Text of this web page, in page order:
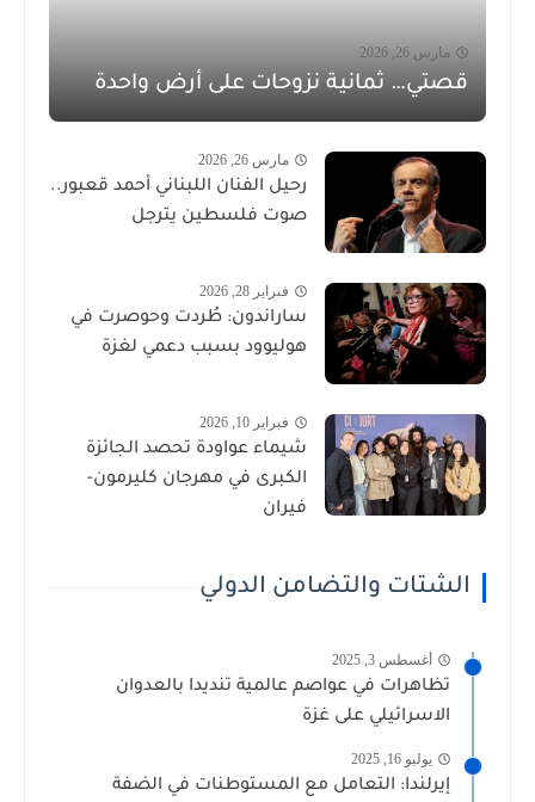
مارس 26, 2026
قصتي… ثمانية نزوحات على أرض واحدة
مارس 26, 2026
رحيل الفنان اللبناني أحمد قعبور..
صوت فلسطين يترجل
فبراير 28, 2026
ساراندون: طُردت وحوصرت في
هوليوود بسبب دعمي لغزة
فبراير 10, 2026
شيماء عواودة تحصد الجائزة
الكبرى في مهرجان كليرمون-
فيران
الشتات والتضامن الدولي
أغسطس 3, 2025
تظاهرات في عواصم عالمية تنديدا بالعدوان
الاسرائيلي على غزة
يوليو 16, 2025
إيرلندا: التعامل مع المستوطنات في الضفة